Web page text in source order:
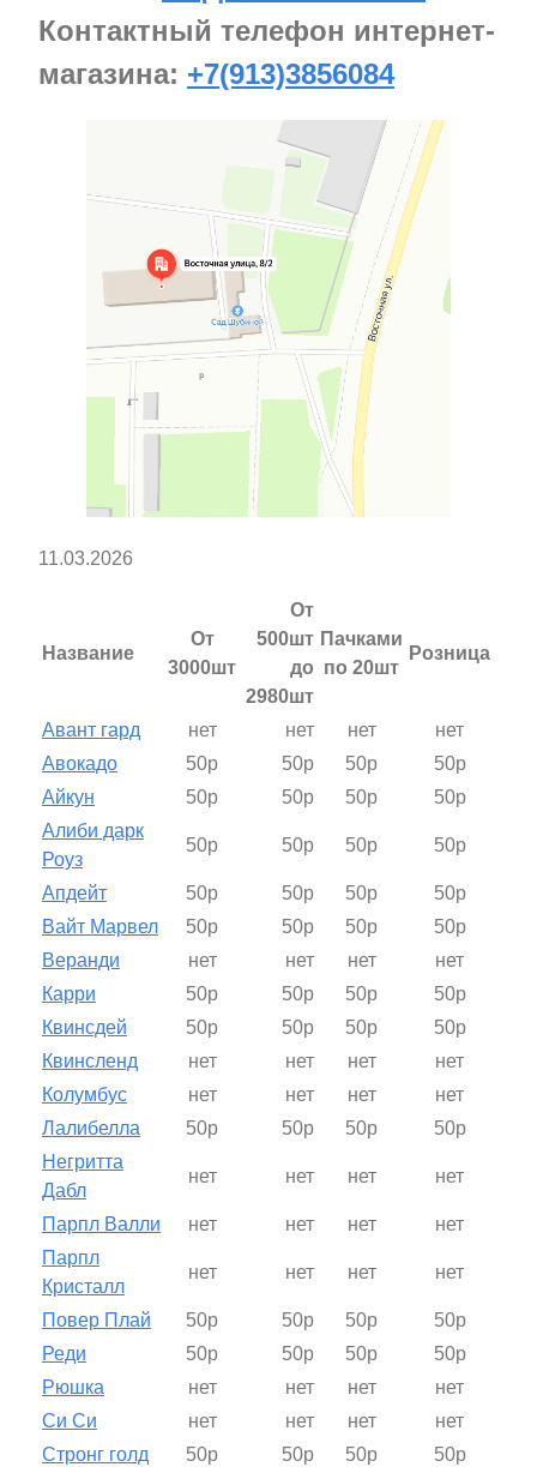
Контактный телефон интернет-
магазина: +7(913)3856084
11.03.2026
Название
От
3000шт
От
500шт
до
2980шт
Пачками
по 20шт
Розница
Авант гард нет нет нет
нет
Авокадо
50р 50р 50р
50р
Айкун
50р 50р 50р
50р
Алиби дарк
Роуз
50р 50р 50р 50р
Апдейт 50р 50р 50р
50р
Вайт Марвел
50р 50р 50р
50р
Веранди
нет нет нет
нет
Карри
50р 50р 50р
50р
Квинсдей
50р 50р 50р
50р
Квинсленд
нет нет нет
нет
Колумбус
нет нет нет
нет
Лалибелла
50р 50р 50р
50р
Негритта
Дабл
нет нет нет нет
Парпл Валли нет нет нет
нет
Парпл
Кристалл
нет нет нет нет
Повер Плай 50р 50р 50р
50р
Реди
50р 50р 50р
50р
Рюшка
нет нет нет
нет
Си Си
нет нет нет
нет
Стронг голд
50р 50р 50р
50р